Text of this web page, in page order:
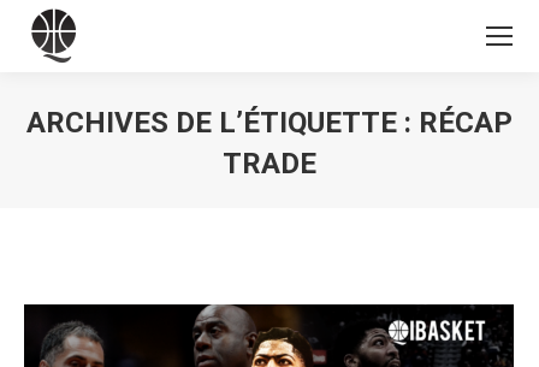
ARCHIVES DE L’ÉTIQUETTE : RÉCAP
TRADE